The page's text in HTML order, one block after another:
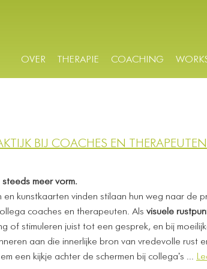
OVER THERAPIE COACHING
BIJ COACHES EN THERAPEUTEN
meer vorm.
en kunstkaarten vinden stilaan hun weg naar de
coaches en therapeuten. Als visuele
of stimuleren juist tot een gesprek, en bij
aan die innerlijke bron van vredevolle rust
een kijkje achter de schermen bij collega's ...